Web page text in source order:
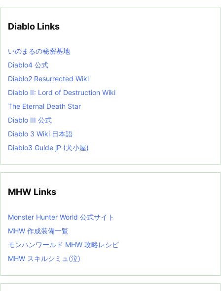
e
i
s
t
Diablo Links
いのまるの秘密基地
Diablo4 公式
Diablo2 Resurrected Wiki
Diablo II: Lord of Destruction Wiki
The Eternal Death Star
Diablo III 公式
Diablo 3 Wiki 日本語
Diablo3 Guide jP (犬小屋)
MHW Links
Monster Hunter World 公式サイト
MHW 作成装備一覧
モンハンワールド MHW 攻略レシピ
MHW スキルシミュ(泣)